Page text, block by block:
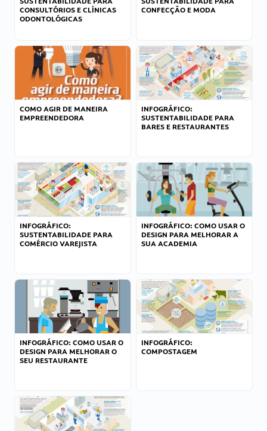
CONSULTÓRIOS E CLÍNICAS
ODONTOLÓGICAS
CONFECÇÃO E MODA
COMO AGIR DE MANEIRA
EMPREENDEDORA
INFOGRÁFICO:
SUSTENTABILIDADE PARA
BARES E RESTAURANTES
INFOGRÁFICO:
SUSTENTABILIDADE PARA
COMÉRCIO VAREJISTA
INFOGRÁFICO: COMO USAR O
DESIGN PARA MELHORAR A
SUA ACADEMIA
INFOGRÁFICO: COMO USAR O
DESIGN PARA MELHORAR O
SEU RESTAURANTE
INFOGRÁFICO:
COMPOSTAGEM